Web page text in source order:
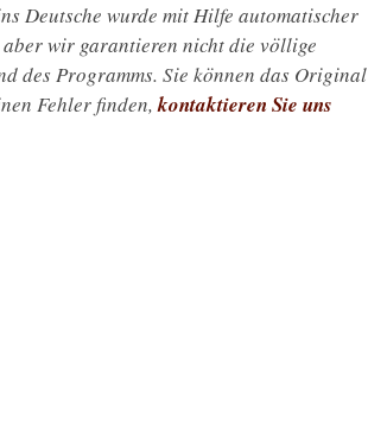
Deutsche wurde mit Hilfe automatischer
wir garantieren nicht die völlige
des Programms. Sie können das Original
Fehler finden,kontaktieren Sie uns